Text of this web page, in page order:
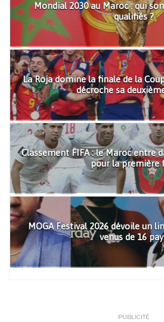
Mondial 2030 au Maroc : qui
qualifiés ?
La Roja domine la finale de la
décroche sa
Classement FIFA : le Maroc entre
pour la première
MOGA Festival 2026 dévoile un
venus de 16
PUBLICITÉ